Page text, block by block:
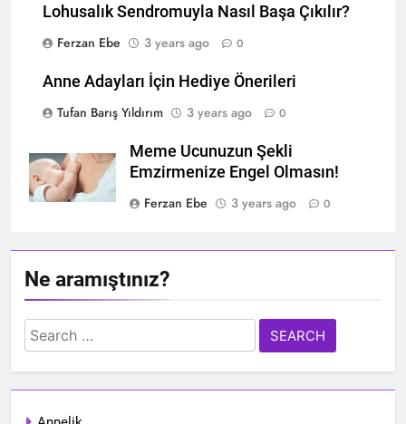
Lohusalık Sendromuyla Nasıl Başa Çıkılır?
Ferzan Ebe
3 years ago 0
Anne Adayları İçin Hediye Önerileri
Tufan Barış Yıldırım
3 years ago 0
Meme Ucunuzun Şekli
Emzirmenize Engel Olmasın!
Ferzan Ebe
3 years ago 0
Ne aramıştınız?
Search
for: